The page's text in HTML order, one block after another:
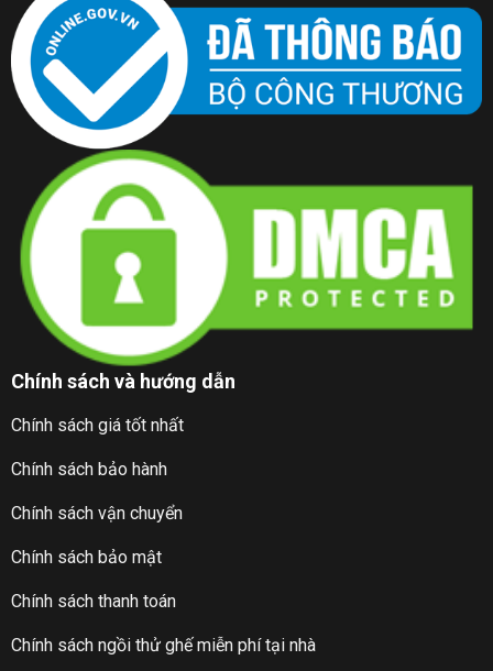
Chính sách và hướng dẫn
Chính sách giá tốt nhất
Chính sách bảo hành
Chính sách vận chuyển
Chính sách bảo mật
Chính sách thanh toán
Chính sách ngồi thử ghế miễn phí tại nhà